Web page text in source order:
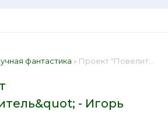
фантастика » Проект "Повелитель" - Игорь Денисенко 📕 - Книга онлайн бесплатно
- Игорь